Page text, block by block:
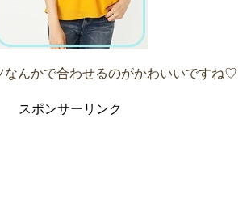
なんかで合わせるのがかわいいですね♡
スポンサーリンク